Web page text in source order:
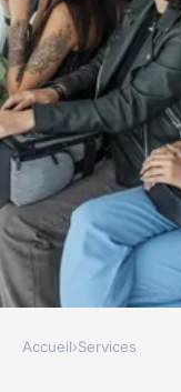
Accueil›Services